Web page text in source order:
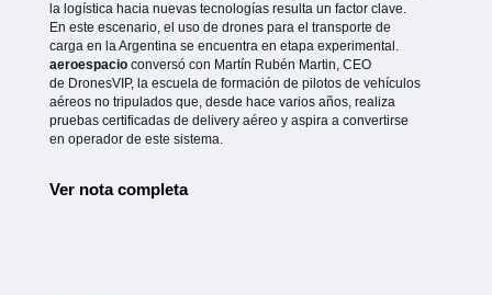
la logística hacia nuevas tecnologías resulta un factor clave.
En este escenario, el uso de drones para el transporte de
carga en la Argentina se encuentra en etapa experimental.
aeroespacioconversó con Martín Rubén Martin, CEO
de DronesVIP, la escuela de formación de pilotos de vehículos
aéreos no tripulados que, desde hace varios años, realiza
pruebas certificadas de delivery aéreo y aspira a convertirse
en operador de este sistema.
Ver nota completa